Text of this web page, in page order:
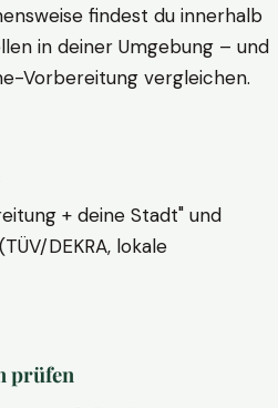
findest du innerhalb
in deiner Umgebung – und
Vorbereitung vergleichen.
+ deine Stadt" und
DEKRA, lokale
prüfen